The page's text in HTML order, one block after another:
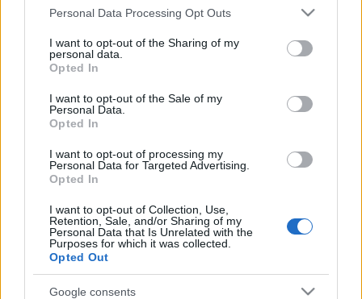
Please note that this website/app uses one or more Google
not limited to your visit or usage behaviour. You may click to
grant or deny consent to Google and its third-party tags to
use your data for below specified purposes in below Google
consent section.
Personal Data Processing Opt Outs
I want to opt-out of the Sharing of my
personal data.
Opted In
I want to opt-out of the Sale of my
Personal Data.
Opted In
I want to opt-out of processing my
Personal Data for Targeted Advertising.
Opted In
I want to opt-out of Collection, Use,
Retention, Sale, and/or Sharing of my
Personal Data that Is Unrelated with the
Purposes for which it was collected.
Opted Out
Google consents
la zaga debido a la falta de efectivos. El ex del Real
Zaragoza cuesta actualmente 200.000 euros.
Mikel Vesga (Athletic, centrocampista, 680.000)
Ernesto Valverde realizará algunos cambios en el equipo
que se enfrente al Girona debido a la acumulación de
minutos de muchos de sus futbolistas por la participación en
la Champions. Una de las novedades podría estar en el
centro del campo, en el que Mikel Vesga podría tener su
oportunidad tras participar cómo suplente en las cinco
jornadas disputadas hasta la fecha.
¡A comprar! Cuatro jugadores destacados de la
jornada 5 por menos de 3 millones